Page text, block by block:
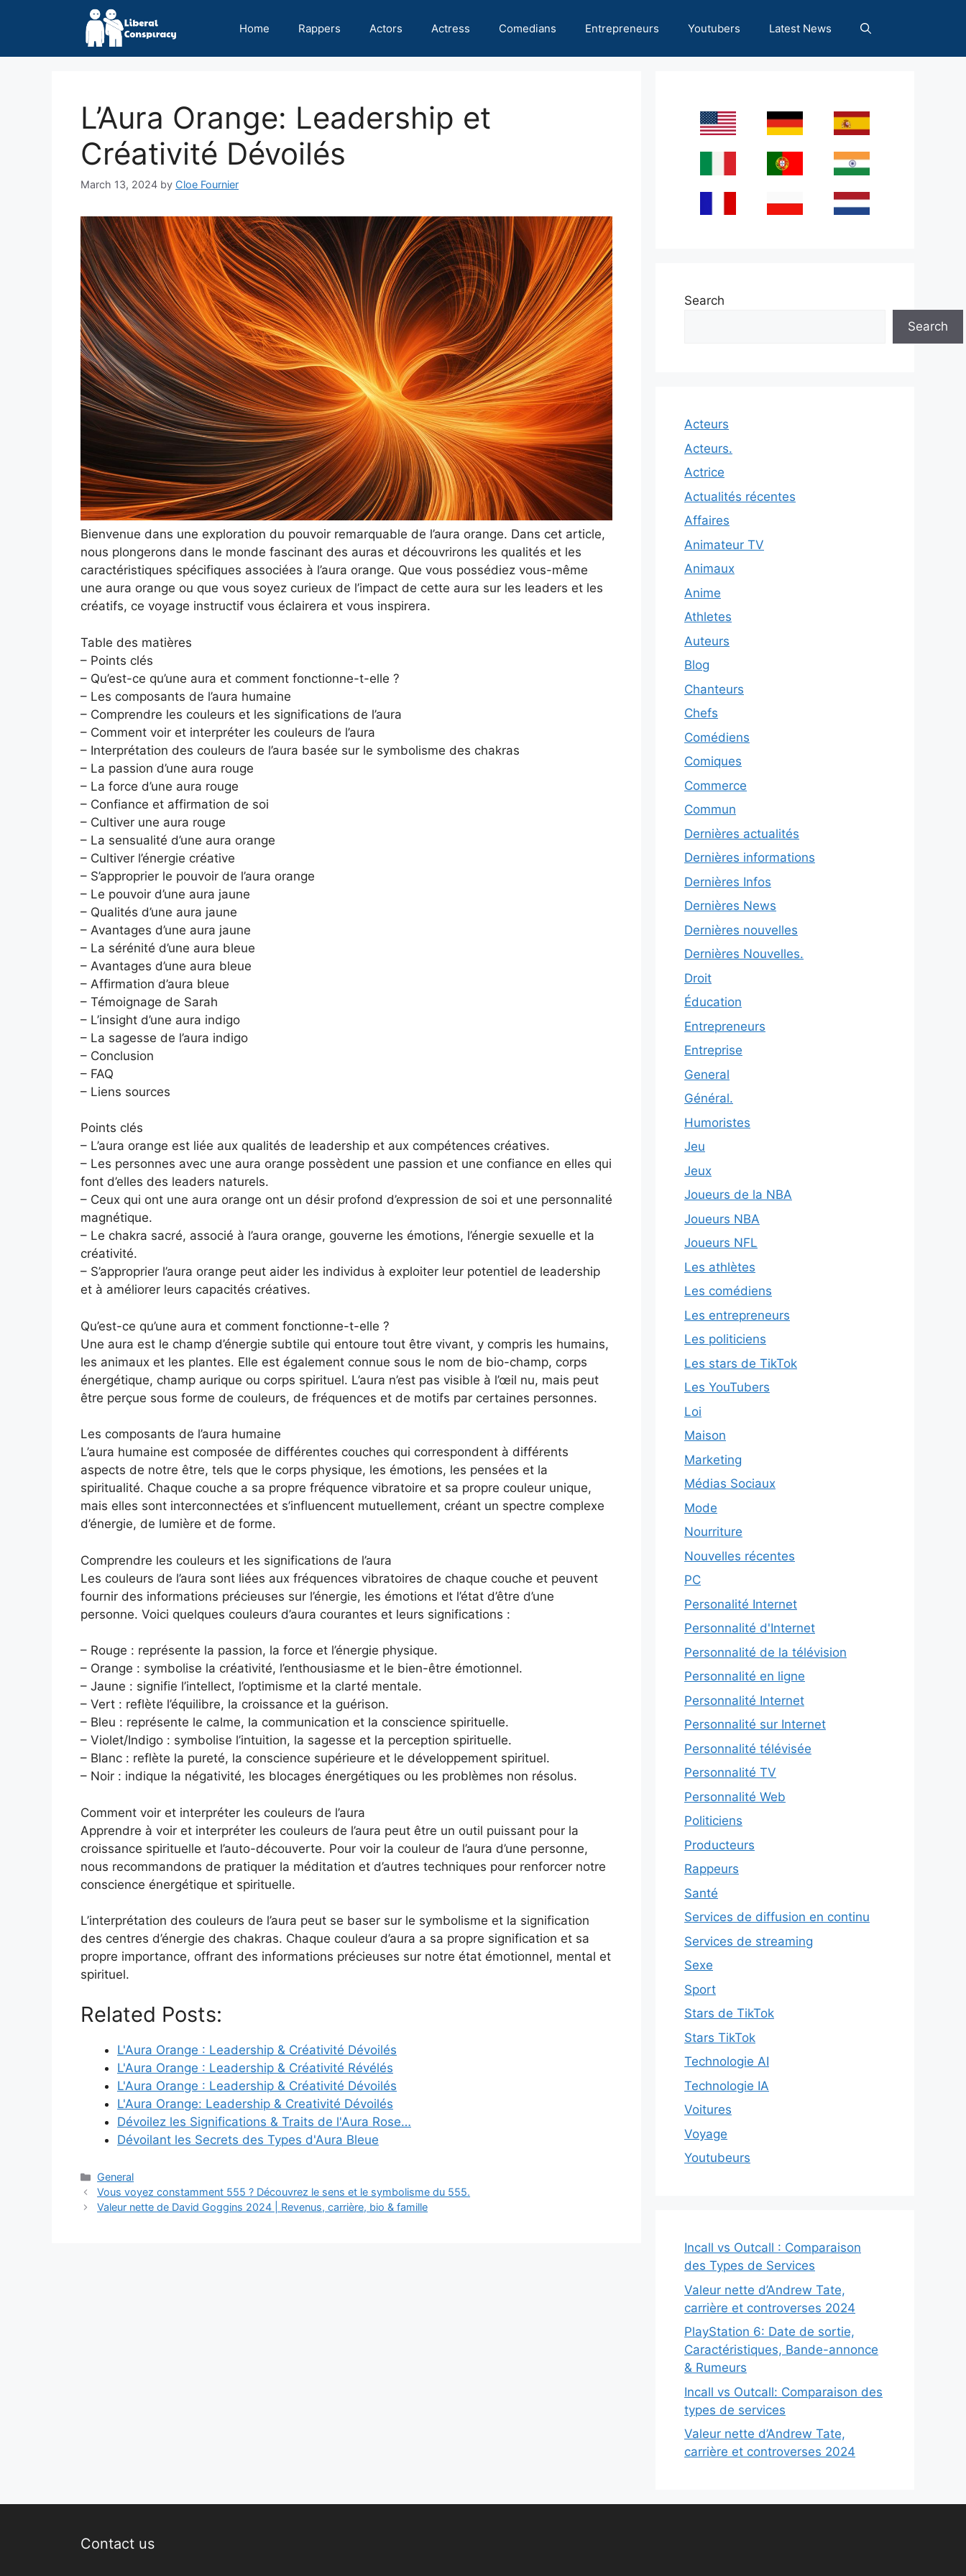
Home Rappers Actors Actress Comedians Entrepreneurs Youtubers Latest News
L’Aura Orange: Leadership et
Créativité Dévoilés
March 13, 2024 by Cloe Fournier
Bienvenue dans une exploration du pouvoir remarquable de l’aura orange. Dans cet article,
nous plongerons dans le monde fascinant des auras et découvrirons les qualités et les
caractéristiques spécifiques associées à l’aura orange. Que vous possédiez vous-même
une aura orange ou que vous soyez curieux de l’impact de cette aura sur les leaders et les
créatifs, ce voyage instructif vous éclairera et vous inspirera.
Table des matières
– Points clés
– Qu’est-ce qu’une aura et comment fonctionne-t-elle ?
– Les composants de l’aura humaine
– Comprendre les couleurs et les significations de l’aura
– Comment voir et interpréter les couleurs de l’aura
– Interprétation des couleurs de l’aura basée sur le symbolisme des chakras
– La passion d’une aura rouge
– La force d’une aura rouge
– Confiance et affirmation de soi
– Cultiver une aura rouge
– La sensualité d’une aura orange
– Cultiver l’énergie créative
– S’approprier le pouvoir de l’aura orange
– Le pouvoir d’une aura jaune
– Qualités d’une aura jaune
– Avantages d’une aura jaune
– La sérénité d’une aura bleue
– Avantages d’une aura bleue
– Affirmation d’aura bleue
– Témoignage de Sarah
– L’insight d’une aura indigo
– La sagesse de l’aura indigo
– Conclusion
– FAQ
– Liens sources
Points clés
– L’aura orange est liée aux qualités de leadership et aux compétences créatives.
– Les personnes avec une aura orange possèdent une passion et une confiance en elles qui
font d’elles des leaders naturels.
– Ceux qui ont une aura orange ont un désir profond d’expression de soi et une personnalité
magnétique.
– Le chakra sacré, associé à l’aura orange, gouverne les émotions, l’énergie sexuelle et la
créativité.
– S’approprier l’aura orange peut aider les individus à exploiter leur potentiel de leadership
et à améliorer leurs capacités créatives.
Qu’est-ce qu’une aura et comment fonctionne-t-elle ?
Une aura est le champ d’énergie subtile qui entoure tout être vivant, y compris les humains,
les animaux et les plantes. Elle est également connue sous le nom de bio-champ, corps
énergétique, champ aurique ou corps spirituel. L’aura n’est pas visible à l’œil nu, mais peut
être perçue sous forme de couleurs, de fréquences et de motifs par certaines personnes.
Les composants de l’aura humaine
L’aura humaine est composée de différentes couches qui correspondent à différents
aspects de notre être, tels que le corps physique, les émotions, les pensées et la
spiritualité. Chaque couche a sa propre fréquence vibratoire et sa propre couleur unique,
mais elles sont interconnectées et s’influencent mutuellement, créant un spectre complexe
d’énergie, de lumière et de forme.
Comprendre les couleurs et les significations de l’aura
Les couleurs de l’aura sont liées aux fréquences vibratoires de chaque couche et peuvent
fournir des informations précieuses sur l’énergie, les émotions et l’état d’être d’une
personne. Voici quelques couleurs d’aura courantes et leurs significations :
– Rouge : représente la passion, la force et l’énergie physique.
– Orange : symbolise la créativité, l’enthousiasme et le bien-être émotionnel.
– Jaune : signifie l’intellect, l’optimisme et la clarté mentale.
– Vert : reflète l’équilibre, la croissance et la guérison.
– Bleu : représente le calme, la communication et la conscience spirituelle.
– Violet/Indigo : symbolise l’intuition, la sagesse et la perception spirituelle.
– Blanc : reflète la pureté, la conscience supérieure et le développement spirituel.
– Noir : indique la négativité, les blocages énergétiques ou les problèmes non résolus.
Comment voir et interpréter les couleurs de l’aura
Apprendre à voir et interpréter les couleurs de l’aura peut être un outil puissant pour la
croissance spirituelle et l’auto-découverte. Pour voir la couleur de l’aura d’une personne,
nous recommandons de pratiquer la méditation et d’autres techniques pour renforcer notre
conscience énergétique et spirituelle.
L’interprétation des couleurs de l’aura peut se baser sur le symbolisme et la signification
des centres d’énergie des chakras. Chaque couleur d’aura a sa propre signification et sa
propre importance, offrant des informations précieuses sur notre état émotionnel, mental et
spirituel.
Related Posts:
L'Aura Orange : Leadership & Créativité Dévoilés
L'Aura Orange : Leadership & Créativité Révélés
L'Aura Orange : Leadership & Créativité Dévoilés
L'Aura Orange: Leadership & Creativité Dévoilés
Dévoilez les Significations & Traits de l'Aura Rose…
Dévoilant les Secrets des Types d'Aura Bleue
Categories
General
Vous voyez constamment 555 ? Découvrez le sens et le symbolisme du 555.
Valeur nette de David Goggins 2024 | Revenus, carrière, bio & famille
Search
Search
Acteurs
Acteurs.
Actrice
Actualités récentes
Affaires
Animateur TV
Animaux
Anime
Athletes
Auteurs
Blog
Chanteurs
Chefs
Comédiens
Comiques
Commerce
Commun
Dernières actualités
Dernières informations
Dernières Infos
Dernières News
Dernières nouvelles
Dernières Nouvelles.
Droit
Éducation
Entrepreneurs
Entreprise
General
Général.
Humoristes
Jeu
Jeux
Joueurs de la NBA
Joueurs NBA
Joueurs NFL
Les athlètes
Les comédiens
Les entrepreneurs
Les politiciens
Les stars de TikTok
Les YouTubers
Loi
Maison
Marketing
Médias Sociaux
Mode
Nourriture
Nouvelles récentes
PC
Personalité Internet
Personnalité d'Internet
Personnalité de la télévision
Personnalité en ligne
Personnalité Internet
Personnalité sur Internet
Personnalité télévisée
Personnalité TV
Personnalité Web
Politiciens
Producteurs
Rappeurs
Santé
Services de diffusion en continu
Services de streaming
Sexe
Sport
Stars de TikTok
Stars TikTok
Technologie AI
Technologie IA
Voitures
Voyage
Youtubeurs
Incall vs Outcall : Comparaison
des Types de Services
Valeur nette d’Andrew Tate,
carrière et controverses 2024
PlayStation 6: Date de sortie,
Caractéristiques, Bande-annonce
& Rumeurs
Incall vs Outcall: Comparaison des
types de services
Valeur nette d’Andrew Tate,
carrière et controverses 2024
Contact us